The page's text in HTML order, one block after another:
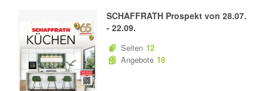
SCHAFFRATH Prospekt von 28.07.
- 22.09.
Seiten 12
Angebote 18